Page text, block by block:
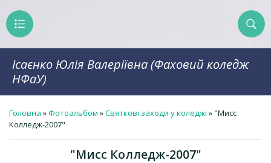
Ісаєнко Юлія Валеріївна (Фаховий коледж
НФаУ)
Головна »Фотоальбом »Святкові заходи у коледжі » "Мисс
Колледж-2007"
"Мисс Колледж-2007"